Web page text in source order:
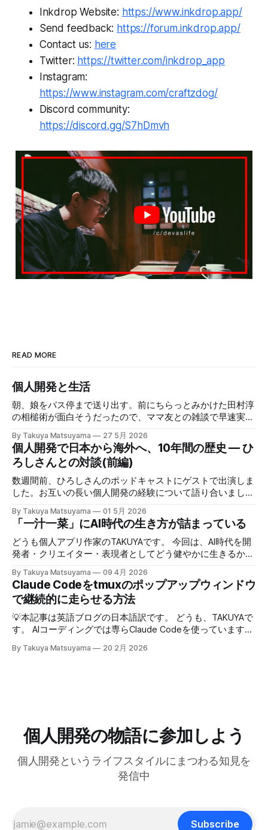
Inkdrop Website: https://www.inkdrop.app/
Send feedback: https://forum.inkdrop.app/
Contact us: here
Twitter: https://twitter.com/inkdrop_app
Instagram:
https://www.instagram.com/craftzdog/
Discord community:
https://discord.gg/S7hDmvh
READ MORE
個人開発と生活
朝、娘をバス停まで送り出す。前にちらっとみかけた田村淳
の相槌術が面白そうだったので、ママ友との雑談で早速実践
で癖になっている批判的思考を完全オフにし、相槌に全神経
を注ぐ、というものだ。「へぇ」「うん」「うーん」「なる
ほど〜」と、相手の話にどんなバリエーションで返そうかと
いう所に集中する。騙されたと思って試してみて欲しいんだ
が、このお陰で相手の話がよく理解できて、自然なフォロー
アップの質問やリアクションが浮かぶようになる。こちらか
ら頑張って面白い話をひねり出す必要が無いので、気が楽に
なった。話の結論も何もいらなくて、「そうなんですね」
「いいですね」「ほんじゃお疲れ様です〜」みたいな感じで
締めくくる。反応に困ったらとりあえず「いいですね」まじ
で便利！男相手の会話でも有効。インタビューにも応用が利
きそうだ。 天気が悪くてだるいので、やる気が出るまで部
屋でレシートの撮影などの単純作業をして過ごした。レシー
トを撮ったら事務代行さんに投げる。そのうちAIに代替させ
ーラムをチェックしたら、
By Takuya Matsuyama 27 5月 2026
個人開発で日本から海外へ、10年間の歴史 — ひ
ろしさんとの対談(前編)
数週間前、ひろしさんのポッドキャストにゲストで出演しま
した。お互いの長い個人開発の経験について語り合いまし
き起こしが出来たので、こちらに掲載します。お楽しみくだ
さい。 ※ギアアイコンをクリックして、音声と字幕を日本語
に変更できます。 00:00 イントロ:TAKUYAさんようこそ
01:32 TAKUYAさんの自己紹介:WalknoteからInkdropまで
がフリーランス案件につながった 09:17 Inkdropで食えるよ
うになるまで 12:15 なぜ最初から海外市場を狙ったのか
14:54 AI登場前、英語コピーに苦戦した話 16:18 AIバイブコ
ーディング時代をどう見ているか 17:24 全てのコードを一行
ずつレビューする使い方 21:06 AIは新幹線:速さの先にあるも
の 25:53 AI時代に「感性」が大事になる 27:
By Takuya Matsuyama 01 5月 2026
「一汁一菜」にAI時代の生き方が詰まっている
どうも個人アプリ作家のTAKUYAです。 今回は、AI時代を開
発者・クリエイター・表現者としてどう健やかに生きるか、
の「健やかに生きる」とは、心身の健康を保ちながら、もの
づくりを楽しみ続けるという意味です。 読者の中にも、最
近のAIの急速な進化の中でどう生き残り、さらに活躍してい
くかを悩んでいる方は多いのではないでしょうか。正直、す
べてに対する正解はわかりません。未来を正確に予測できる
人はいないからです。 でも自分は、ソフトウェア寄りのア
ーティストとして生きる上で大事なのは、「戦略」や「堀
菜でよいという提案」 を読んで、日々のリズムを健やかに
保つためのヒントがたくさん詰まっていると感じまし
By Takuya Matsuyama 09 4月 2026
Claude Codeをtmuxのポップアップウィンドウ
で継続的に走らせる方法
💡本記事は英語ブログの日本語訳です。 どうも、TAKUYAで
す。 AIコーディングでは専らClaude Codeを使っています。
いたのですが、幅が狭すぎてメッセージやdiffがまともに表
す。 この記事では、それを実現するためのtmuxの設定方法
を紹介します。 動画で見る(英語): ポップアップウィンドウ
ドを使うとポップアップウィンドウを表示でき、ちょっとし
たツールにすぐアクセスするのに便利です。 僕はlazygitで
By Takuya Matsuyama 20 2月 2026
個人開発の物語に参加しよう
個人開発というライフスタイルにまつわる知見を
発信中
Subscribe